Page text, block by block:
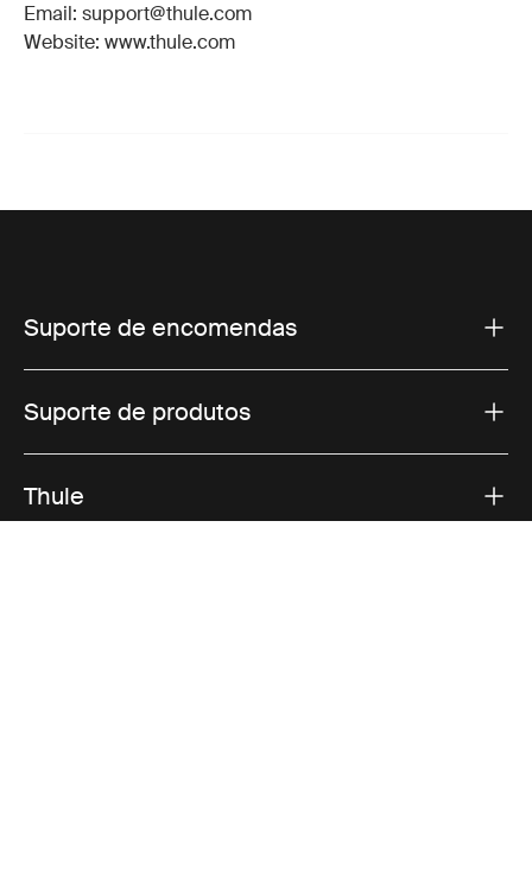
Email: support@thule.com
Website: www.thule.com
Suporte de encomendas
Suporte de produtos
Thule